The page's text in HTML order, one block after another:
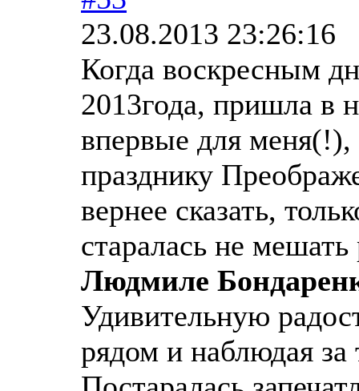
23.08.2013 23:26:16
Когда воскресным
2013года, пришла в
впервые для
празднику
вернее сказать,
старалась не
Людмиле
Удивительную
рядом и наблюдая